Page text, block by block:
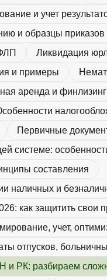
и учет
и образцы приказов
Ликвидация
и примеры
аренда и
Первичные
системе:
составления
и
как защитить свои
учет,
отпусков,
и РК: разбираем